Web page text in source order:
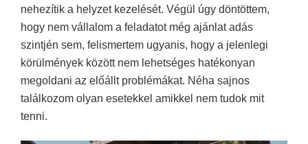
nehezítik a helyzet kezelését. Végül úgy döntöttem,
hogy nem vállalom a feladatot még ajánlat adás
szintjén sem, felismertem ugyanis, hogy a jelenlegi
körülmények között nem lehetséges hatékonyan
megoldani az előállt problémákat. Néha sajnos
találkozom olyan esetekkel amikkel nem tudok mit
tenni.